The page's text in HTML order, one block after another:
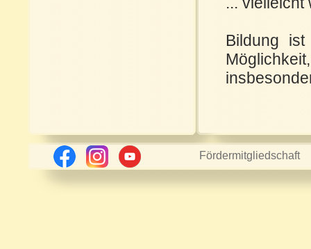
Bildung
Fördermitgliedschaft